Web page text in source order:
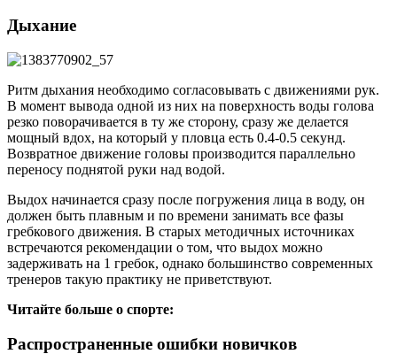
Дыхание
Ритм дыхания необходимо согласовывать с движениями рук.
В момент вывода одной из них на поверхность воды голова
резко поворачивается в ту же сторону, сразу же делается
мощный вдох, на который у пловца есть 0.4-0.5 секунд.
Возвратное движение головы производится параллельно
переносу поднятой руки над водой.
Выдох начинается сразу после погружения лица в воду, он
должен быть плавным и по времени занимать все фазы
гребкового движения. В старых методичных источниках
встречаются рекомендации о том, что выдох можно
задерживать на 1 гребок, однако большинство современных
тренеров такую практику не приветствуют.
Читайте больше о спорте:
Распространенные ошибки новичков